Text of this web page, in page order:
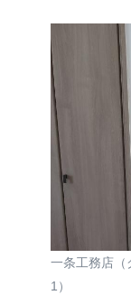
一条工務店（
1）